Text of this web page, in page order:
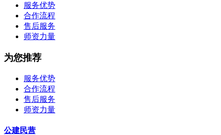
服务优势
合作流程
售后服务
师资力量
为您推荐
服务优势
合作流程
售后服务
师资力量
公建民营